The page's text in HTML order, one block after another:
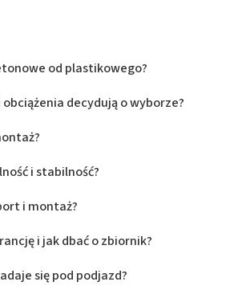
od plastikowego?
decydują o wyborze?
i stabilność?
i montaż?
i jak dbać o zbiornik?
się pod podjazd?